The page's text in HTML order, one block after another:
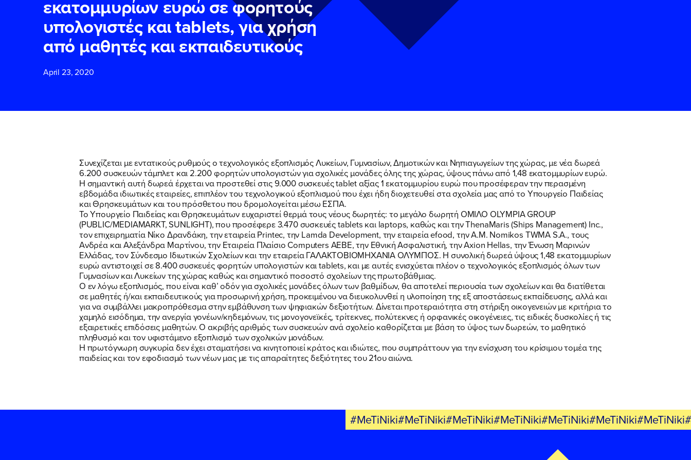
ΠΟΙΑ ΕΙΜΑΙ
ΕΡΓΟ
ΕΚΔΗΛΩΣΕΙΣ
ΝΕΑ
ΕΛΑ ΚΙ ΕΣΥ
εκατομμυρίων ευρώ σε φορητούς
υπολογιστές και tablets, για χρήση
από μαθητές και εκπαιδευτικούς
April 23, 2020
Συνεχίζεται με εντατικούς ρυθμούς ο τεχνολογικός εξοπλισμός Λυκείων, Γυμνασίων, Δημοτικών και Νηπιαγωγείων της χώρας, με νέα δωρεά
6.200 συσκευών τάμπλετ και 2.200 φορητών υπολογιστών για σχολικές μονάδες όλης της χώρας, ύψους πάνω από 1,48 εκατομμυρίων ευρώ.
Η σημαντική αυτή δωρεά έρχεται να προστεθεί στις 9.000 συσκευές tablet αξίας 1 εκατομμυρίου ευρώ που προσέφεραν την περασμένη
εβδομάδα ιδιωτικές εταιρείες, επιπλέον του τεχνολογικού εξοπλισμού που έχει ήδη διοχετευθεί στα σχολεία μας από το Υπουργείο Παιδείας
και Θρησκευμάτων και του πρόσθετου που δρομολογείται μέσω ΕΣΠΑ.
Το Υπουργείο Παιδείας και Θρησκευμάτων ευχαριστεί θερμά τους νέους δωρητές: το μεγάλο δωρητή ΟΜΙΛΟ OLYMPIA GROUP
(PUBLIC/MEDIAMARKT, SUNLIGHT), που προσέφερε 3.470 συσκευές tablets και laptops, καθώς και την ThenaMaris (Ships Management) Inc.,
τον επιχειρηματία Νίκο Δρανδάκη, την εταιρεία Printec, την Lamda Development, την εταιρεία efood, την A.M. Nomikos TWMA S.A., τους
Ανδρέα και Αλεξάνδρα Μαρτίνου, την Εταιρεία Πλαίσιο Computers ΑΕΒΕ, την Εθνική Ασφαλιστική, την Axion Hellas, την Ένωση Μαρινών
Ελλάδας, τον Σύνδεσμο Ιδιωτικών Σχολείων και την εταιρεία ΓΑΛΑΚΤΟΒΙΟΜΗΧΑΝΙΑ ΟΛΥΜΠΟΣ. Η συνολική δωρεά ύψους 1,48 εκατομμυρίων
ευρώ αντιστοιχεί σε 8.400 συσκευές φορητών υπολογιστών και tablets, και με αυτές ενισχύεται πλέον ο τεχνολογικός εξοπλισμός όλων των
Γυμνασίων και Λυκείων της χώρας καθώς και σημαντικό ποσοστό σχολείων της πρωτοβάθμιας.
Ο εν λόγω εξοπλισμός, που είναι καθ’ οδόν για σχολικές μονάδες όλων των βαθμίδων, θα αποτελεί περιουσία των σχολείων και θα διατίθεται
σε μαθητές ή/και εκπαιδευτικούς για προσωρινή χρήση, προκειμένου να διευκολυνθεί η υλοποίηση της εξ αποστάσεως εκπαίδευσης, αλλά και
για να συμβάλλει μακροπρόθεσμα στην εμβάθυνση των ψηφιακών δεξιοτήτων. Δίνεται προτεραιότητα στη στήριξη οικογενειών με κριτήρια το
χαμηλό εισόδημα, την ανεργία γονέων/κηδεμόνων, τις μονογονεϊκές, τρίτεκνες, πολύτεκνες ή ορφανικές οικογένειες, τις ειδικές δυσκολίες ή τις
εξαιρετικές επιδόσεις μαθητών. Ο ακριβής αριθμός των συσκευών ανά σχολείο καθορίζεται με βάση το ύψος των δωρεών, το μαθητικό
πληθυσμό και τον υφιστάμενο εξοπλισμό των σχολικών μονάδων.
Η πρωτόγνωρη συγκυρία δεν έχει σταματήσει να κινητοποιεί κράτος και ιδιώτες, που συμπράττουν για την ενίσχυση του κρίσιμου τομέα της
παιδείας και τον εφοδιασμό των νέων μας με τις απαραίτητες δεξιότητες του 21ου αιώνα.
ΕΠΙΘΕΤΟ*
Αποδέχομαι την Πολιτική Προστασίας Προσωπικών Δεδομένων και τους τους Όρους Χρήσης
του
δικτυακού τόπου του Πολιτικού Γραφείου της Βουλευτού Νίκης Κεραμέως
ΥΠΟΒΟΛΗ
ΕΠΙΘΕΤΟ*
Αποδέχομαι την Πολιτική Προστασίας Προσωπικών Δεδομένων και τους τους Όρους Χρήσης
του
δικτυακού τόπου του Πολιτικού Γραφείου της Βουλευτού Νίκης Κεραμέως
ΥΠΟΒΟΛΗ